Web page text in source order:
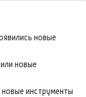
новые
новые
инструменты